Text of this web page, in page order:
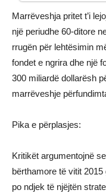
Marrëveshja pritet t’i
një periudhe 60-ditore
rrugën për lehtësimin
fondet e ngrira dhe një
300 miliardë dollarësh
marrëveshje
Pika e përplasjes:
Kritikët argumentojnë
bërthamore të vitit
po ndjek të njëjtën